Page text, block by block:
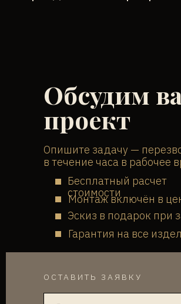
Обсудим
проект
ОСТАВИТЬ ЗАЯВКУ
Опишите задачу —
в течение часа в рабочее
Гарантия на все
Монтаж включён в
Эскиз в подарок при
Бесплатный расчет
стоимости